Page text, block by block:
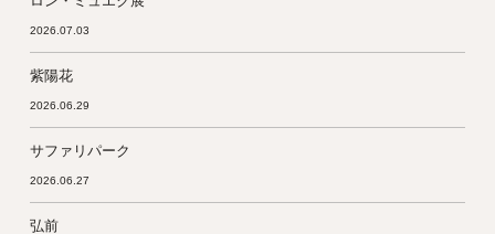
2026.07.03
紫陽花
2026.06.29
サファリパーク
2026.06.27
弘前